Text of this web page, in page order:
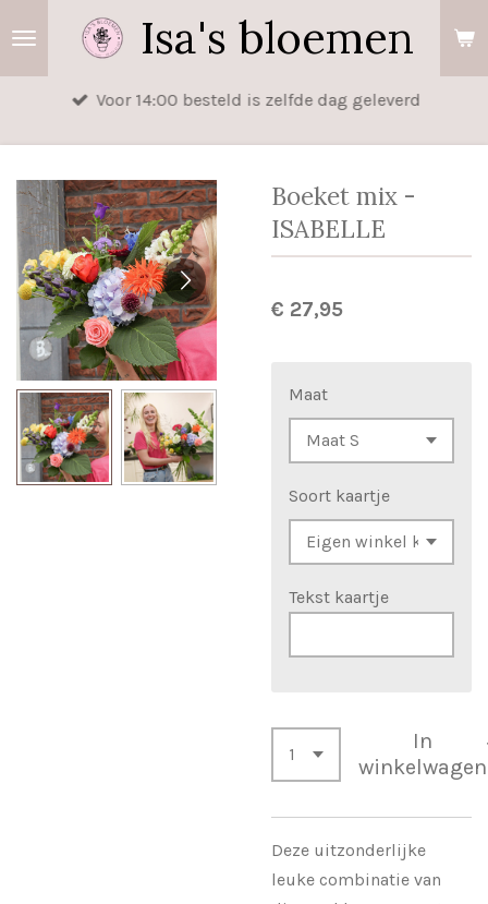
hoofdinhoud
Isa's bloemen
Voor 14:00 besteld is zelfde dag geleverd
Boeket mix -
ISABELLE
€ 27,95
Maat
Soort kaartje
Tekst kaartje
In
winkelwagen
Deze uitzonderlijke
leuke combinatie van